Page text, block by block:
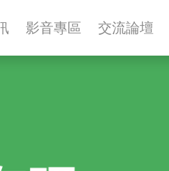
影音專區 交流論壇